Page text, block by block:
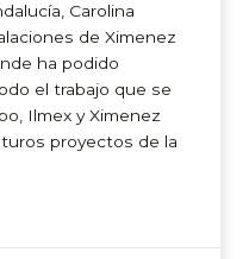
Carolina
de Ximenez
ha podido
el trabajo que se
Ilmex y Ximenez
proyectos de la